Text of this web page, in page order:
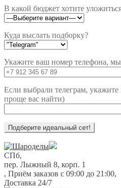
В какой бюджет хотите
Куда выслать подборку?
Укажите ваш номер телефона,
Если выбрали телеграм,
проще вас найти)
Перейти
к
навигации
Перейти
к
содержимому
СПб,
пер. Лыжный 8, корп. 1
, Приём заказов с 09:00 до 21:00,
Доставка 24/7